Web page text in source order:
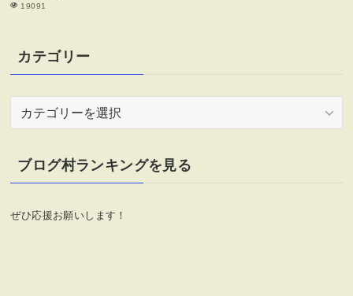
19091
カテゴリー
リ
ー
ブログ村ランキングを見る
ぜひ応援お願いします！